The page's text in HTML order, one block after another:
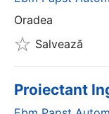
Oradea
Salvează
Proiectant